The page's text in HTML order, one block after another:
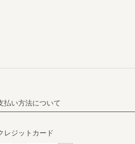
払い方法について
レジットカード